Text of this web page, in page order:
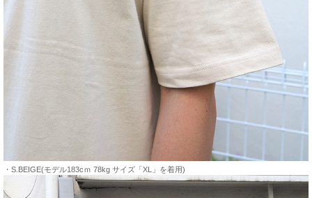
・S.BEIGE(モデル183cｍ 78kg サイズ「XL」を着用)